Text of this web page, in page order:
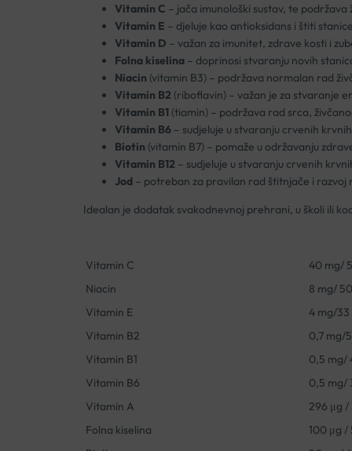
Vitamin C – jača imunološki sustav, te podržava
Vitamin E – djeluje kao antioksidans i štiti
Vitamin D – važan za imunitet, zdrave kosti i
Folna kiselina – doprinosi stvaranju novih
Niacin (vitamin B3) – podržava normalan rad
Vitamin B2 (riboflavin) – važan je za stvaranje
Vitamin B1(tiamin) – podržava rad srca,
Vitamin B6 – sudjeluje u stvaranju crvenih
Biotin (vitamin B7) – pomaže u održavanju
Vitamin B12 – sudjeluje u stvaranju crvenih
Jod – potreban za pravilan rad štitnjače i razvoj
Idealan je dodatak svakodnevnoj prehrani, u školi ili
Vitamin C
40 mg/
Niacin
8 mg/ 50
Vitamin E
4 mg/33
Vitamin B2
0,7 mg/
Vitamin B1
0,5 mg/
Vitamin B6
0,5 mg/
Vitamin A
296 μg /
Folna kiselina
100 μg /